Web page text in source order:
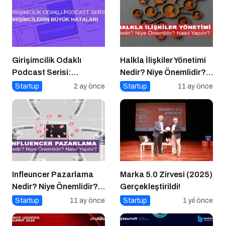
Girişimcilik Odaklı
Podcast Serisi:
Girişimcilerin Büyük
Startup 2 ay önce
Halkla İlişkiler Yönetimi
Nedir? Niye Önemlidir?
Halkla İlişkiler Yönetimi
Startup 11 ay önce
Infleuncer Pazarlama
Nedir? Niye Önemlidir?
Influencer Pazarlama
Startup 11 ay önce
Marka 5.0 Zirvesi (2025)
Gerçekleştirildi!
Startup 1 yıl önce